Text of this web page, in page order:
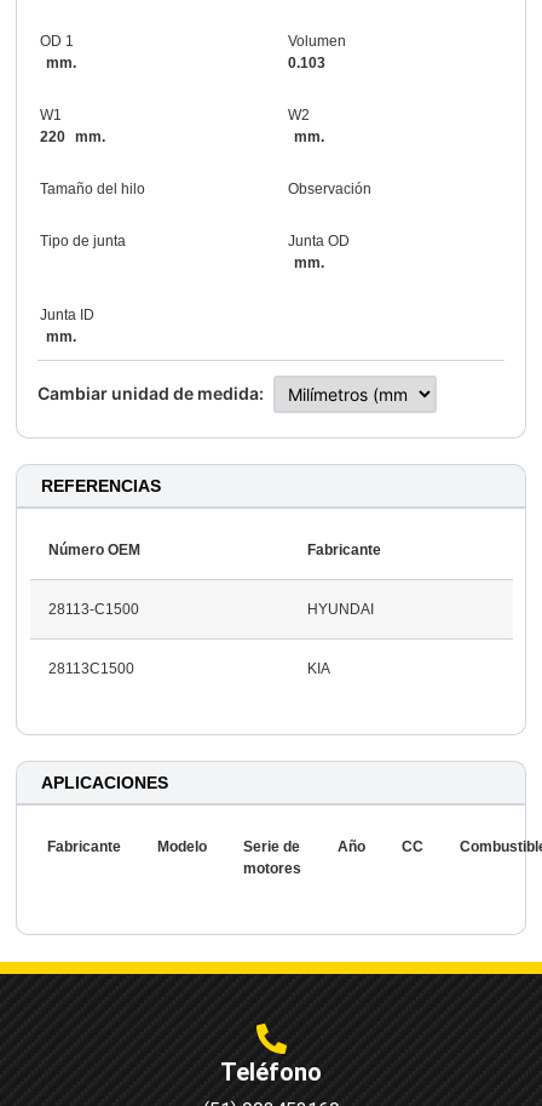
OD 1
mm.
Volumen
0.103
W1
220 mm.
W2
mm.
Tamaño del hilo Observación
Tipo de junta
Junta OD
mm.
Junta ID
mm.
Cambiar unidad de medida:
REFERENCIAS
Número OEM Fabricante
28113-C1500 HYUNDAI
28113C1500 KIA
APLICACIONES
Fabricante Modelo
Serie de
motores
Año CC
Teléfono